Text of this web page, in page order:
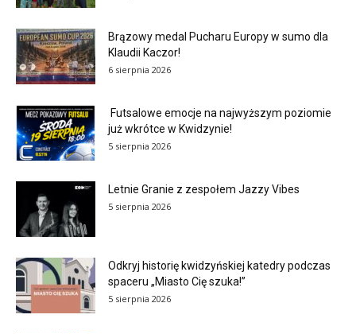
Brązowy medal Pucharu Europy w sumo dla
Klaudii Kaczor!
6 sierpnia 2026
Futsalowe emocje na najwyższym poziomie
już wkrótce w Kwidzynie!
5 sierpnia 2026
Letnie Granie z zespołem Jazzy Vibes
5 sierpnia 2026
Odkryj historię kwidzyńskiej katedry podczas
spaceru „Miasto Cię szuka!”
5 sierpnia 2026